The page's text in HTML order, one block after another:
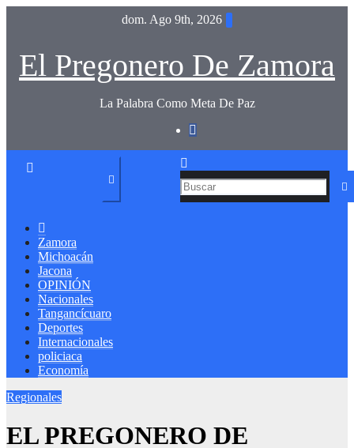
dom. Ago 9th, 2026
El Pregonero De Zamora
La Palabra Como Meta De Paz
Zamora
Michoacán
Jacona
OPINIÓN
Nacionales
Tangancícuaro
Deportes
Internacionales
policiaca
Economía
Regionales
EL PREGONERO DE